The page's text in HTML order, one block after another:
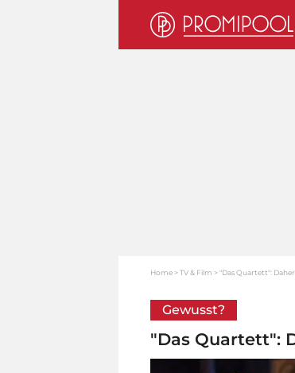
Home TV & Film "Das Quartett":
Gewusst?
"Das Quartett":